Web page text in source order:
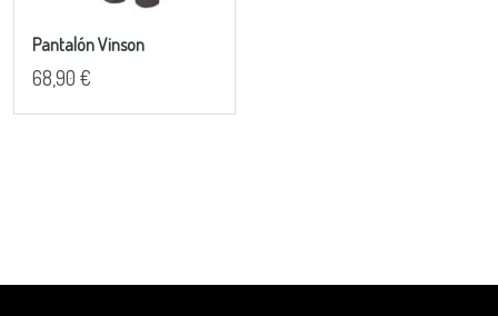
Pantalón Vinson
68,90 €